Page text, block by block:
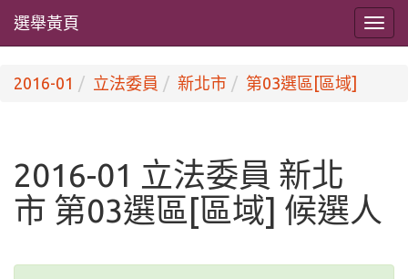
選舉黃頁
2016-01 立法委員 新北市 第03選區[區域]
2016-01 立法委員 新北
市 第03選區[區域] 候選人